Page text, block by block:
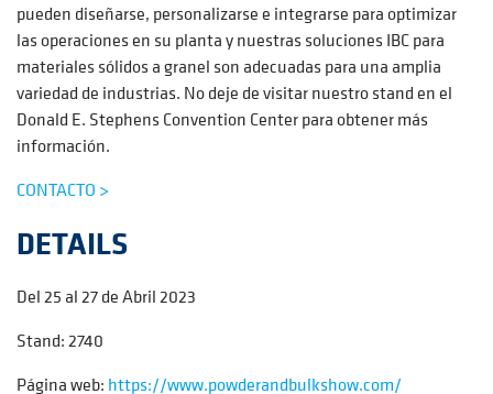
pueden diseñarse, personalizarse e integrarse para optimizar
las operaciones en su planta y nuestras soluciones IBC para
materiales sólidos a granel son adecuadas para una amplia
variedad de industrias. No deje de visitar nuestro stand en el
Donald E. Stephens Convention Center para obtener más
información.
CONTACTO >
DETAILS
Del 25 al 27 de Abril 2023
Stand: 2740
Página web: https://www.powderandbulkshow.com/